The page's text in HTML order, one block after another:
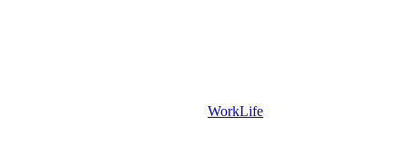
WorkLife